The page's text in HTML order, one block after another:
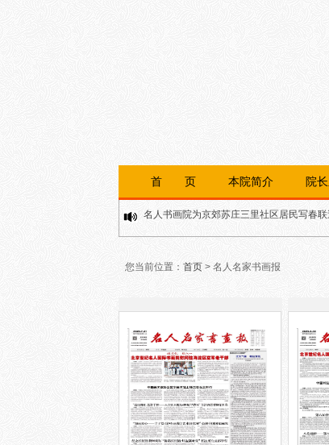
首 页 本院简介 院
"不忘初心 致敬青春"汪碧刚书法作品展亮相
名人书画院为京郊苏庄三里社区居民写春
第二十届中国名人名家书画精品展征稿启事
您当前位置： 首页> 名人名家书画报